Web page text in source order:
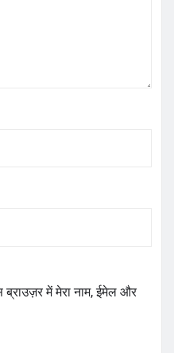
ब्राउज़र में मेरा नाम, ईमेल और